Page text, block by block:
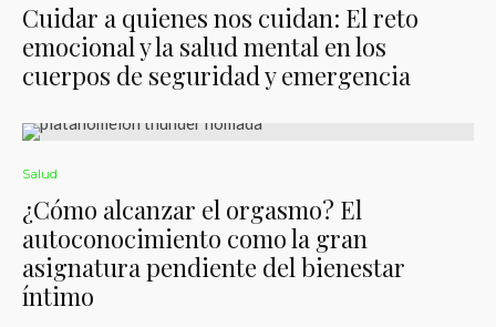
Cuidar a quienes nos cuidan: El reto
emocional y la salud mental en los
cuerpos de seguridad y emergencia
Salud
¿Cómo alcanzar el orgasmo? El
autoconocimiento como la gran
asignatura pendiente del bienestar
íntimo